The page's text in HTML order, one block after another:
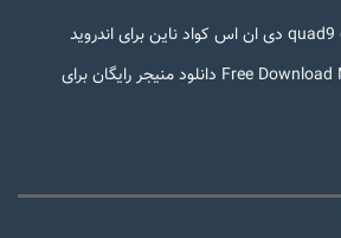
دانلود Free Download Manager 6.30 دانلود منیجر رایگان برای